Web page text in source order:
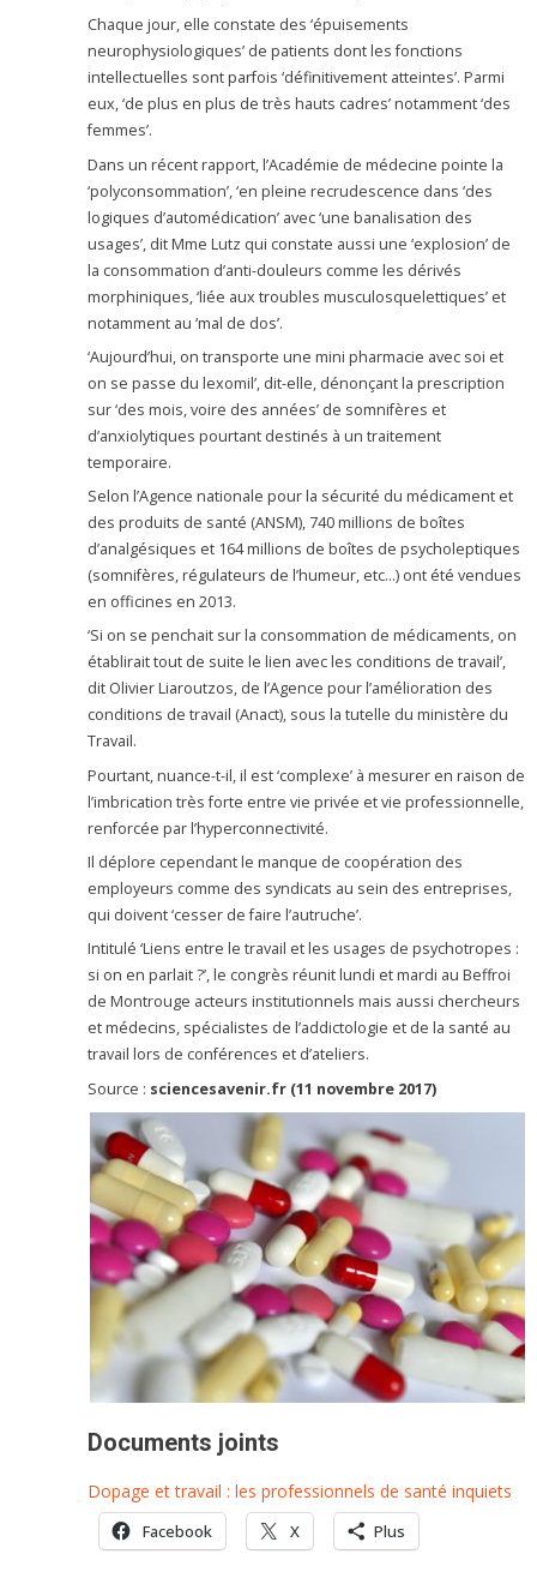
Chaque jour, elle constate des ‘épuisements
neurophysiologiques’ de patients dont les fonctions
intellectuelles sont parfois ‘définitivement atteintes’. Parmi
eux, ‘de plus en plus de très hauts cadres’ notamment ‘des
femmes’.
Dans un récent rapport, l’Académie de médecine pointe la
‘polyconsommation’, ‘en pleine recrudescence dans ‘des
logiques d’automédication’ avec ‘une banalisation des
usages’, dit Mme Lutz qui constate aussi une ‘explosion’ de
la consommation d’anti-douleurs comme les dérivés
morphiniques, ‘liée aux troubles musculosquelettiques’ et
notamment au ‘mal de dos’.
‘Aujourd’hui, on transporte une mini pharmacie avec soi et
on se passe du lexomil’, dit-elle, dénonçant la prescription
sur ‘des mois, voire des années’ de somnifères et
d’anxiolytiques pourtant destinés à un traitement
temporaire.
Selon l’Agence nationale pour la sécurité du médicament et
des produits de santé (ANSM), 740 millions de boîtes
d’analgésiques et 164 millions de boîtes de psycholeptiques
(somnifères, régulateurs de l’humeur, etc…) ont été vendues
en officines en 2013.
‘Si on se penchait sur la consommation de médicaments, on
établirait tout de suite le lien avec les conditions de travail’,
dit Olivier Liaroutzos, de l’Agence pour l’amélioration des
conditions de travail (Anact), sous la tutelle du ministère du
Travail.
Pourtant, nuance-t-il, il est ‘complexe’ à mesurer en raison de
l’imbrication très forte entre vie privée et vie professionnelle,
renforcée par l’hyperconnectivité.
Il déplore cependant le manque de coopération des
employeurs comme des syndicats au sein des entreprises,
qui doivent ‘cesser de faire l’autruche’.
Intitulé ‘Liens entre le travail et les usages de psychotropes :
si on en parlait ?’, le congrès réunit lundi et mardi au Beffroi
de Montrouge acteurs institutionnels mais aussi chercheurs
et médecins, spécialistes de l’addictologie et de la santé au
travail lors de conférences et d’ateliers.
Source : sciencesavenir.fr (11 novembre 2017)
Documents joints
Dopage et travail : les professionnels de santé inquiets
Facebook X Plus